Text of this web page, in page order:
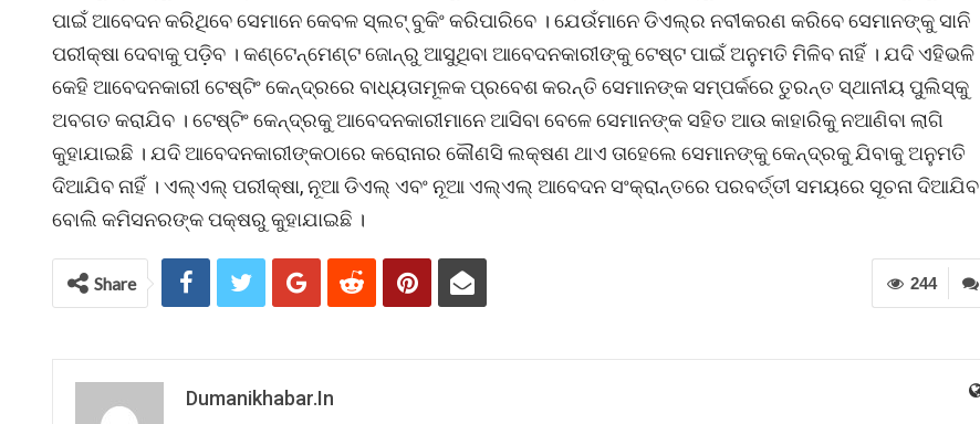
ପାଇଁ ଆବେଦନ କରିଥିବେ ସେମାନେ କେବଳ ସ୍ଲଟ୍‌ ବୁକିଂ କରିପାରିବେ । ଯେଉଁମାନେ ଡିଏଲ୍‌ର ନବୀକରଣ କରିବେ ସେମାନଙ୍କୁ ସାନି
ପରୀକ୍ଷା ଦେବାକୁ ପଡ଼ିବ । କଣ୍ଟେନ୍‌ମେଣ୍ଟ ଜୋନ୍‌ରୁ ଆସୁଥିବା ଆବେଦନକାରୀଙ୍କୁ ଟେଷ୍ଟ ପାଇଁ ଅନୁମତି ମିଳିବ ନାହିଁ । ଯଦି ଏହିଭଳି
କେହି ଆବେଦନକାରୀ ଟେଷ୍ଟିଂ କେନ୍ଦ୍ରରେ ବାଧ୍ୟତାମୂଳକ ପ୍ରବେଶ କରନ୍ତି ସେମାନଙ୍କ ସମ୍ପର୍କରେ ତୁରନ୍ତ ସ୍ଥାନୀୟ ପୁଲିସ୍‌କୁ
ଅବଗତ କରାଯିବ । ଟେଷ୍ଟିଂ କେନ୍ଦ୍ରକୁ ଆବେଦନକାରୀମାନେ ଆସିବା ବେଳେ ସେମାନଙ୍କ ସହିତ ଆଉ କାହାରିକୁ ନଆଣିବା ଲାଗି
କୁହାଯାଇଛି । ଯଦି ଆବେଦନକାରୀଙ୍କଠାରେ କରୋନାର କୌଣସି ଲକ୍ଷଣ ଥାଏ ତାହେଲେ ସେମାନଙ୍କୁ କେନ୍ଦ୍ରକୁ ଯିବାକୁ ଅନୁମତି
ଦିଆଯିବ ନାହିଁ । ଏଲ୍‌ଏଲ୍‌ ପରୀକ୍ଷା, ନୂଆ ଡିଏଲ୍‌ ଏବଂ ନୂଆ ଏଲ୍‌ଏଲ୍‌ ଆବେଦନ ସଂକ୍ରାନ୍ତରେ ପରବର୍ତ୍ତୀ ସମୟରେ ସୂଚନା ଦିଆଯିବ
ବୋଲି କମିସନରଙ୍କ ପକ୍ଷରୁ କୁହାଯାଇଛି ।
244
Share
Dumanikhabar.in